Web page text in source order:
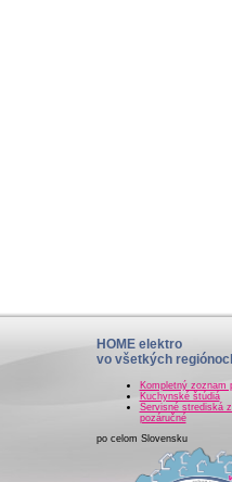
HOME elektro
vo všetkých
Kompletný zoznam
Kuchynské štúdiá
Servisné strediská
pozáručné
po celom Slovensku